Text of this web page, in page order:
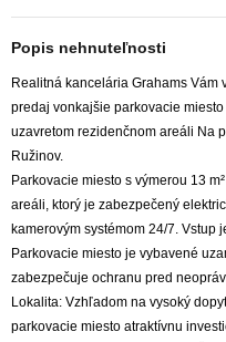
Popis nehnuteľnosti
Realitná kancelária Grahams
predaj vonkajšie parkovacie
uzavretom rezidenčnom areáli Na
Ružinov.
Parkovacie miesto s výmerou 13
areáli, ktorý je zabezpečený
kamerovým systémom 24/7.
Parkovacie miesto je vybavené
zabezpečuje ochranu pred
Lokalita: Vzhľadom na vysoký
parkovacie miesto atraktívnu